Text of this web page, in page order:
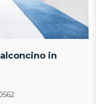
in